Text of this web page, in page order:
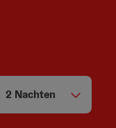
2 Nachten